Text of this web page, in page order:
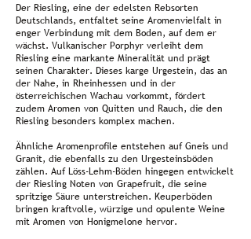
Der Riesling, eine der edelsten Rebsorten
Deutschlands, entfaltet seine Aromenvielfalt in
enger Verbindung mit dem Boden, auf dem er
wächst. Vulkanischer Porphyr verleiht dem
Riesling eine markante Mineralität und prägt
seinen Charakter. Dieses karge Urgestein, das an
der Nahe, in Rheinhessen und in der
österreichischen Wachau vorkommt, fördert
zudem Aromen von Quitten und Rauch, die den
Riesling besonders komplex machen.
Ähnliche Aromenprofile entstehen auf Gneis und
Granit, die ebenfalls zu den Urgesteinsböden
zählen. Auf Löss-Lehm-Böden hingegen entwickelt
der Riesling Noten von Grapefruit, die seine
spritzige Säure unterstreichen. Keuperböden
bringen kraftvolle, würzige und opulente Weine
mit Aromen von Honigmelone hervor.